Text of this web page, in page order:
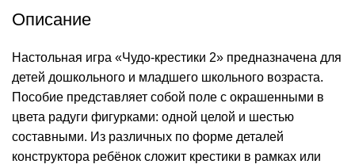
Описание
Настольная игра «Чудо-крестики 2» предназначена для
детей дошкольного и младшего школьного возраста.
Пособие представляет собой поле с окрашенными в
цвета радуги фигурками: одной целой и шестью
составными. Из различных по форме деталей
конструктора ребёнок сложит крестики в рамках или